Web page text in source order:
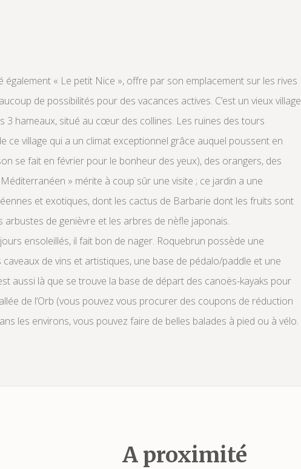
également « Le petit Nice », offre par son emplacement sur les rives
de possibilités pour des vacances actives. C’est un vieux village
3 hameaux, situé au cœur des collines. Les ruines des tours
ce village qui a un climat exceptionnel grâce auquel poussent en
se fait en février pour le bonheur des yeux), des orangers, des
» mérite à coup sûr une visite ; ce jardin a une
et exotiques, dont les cactus de Barbarie dont les fruits sont
arbustes de genièvre et les arbres de nèfle japonais.
ensoleillés, il fait bon de nager. Roquebrun possède une
de vins et artistiques, une base de pédalo/paddle et une
aussi là que se trouve la base de départ des canoës-kayaks pour
de l’Orb (vous pouvez vous procurer des coupons de réduction
les environs, vous pouvez faire de belles balades à pied ou à vélo.
A proximité